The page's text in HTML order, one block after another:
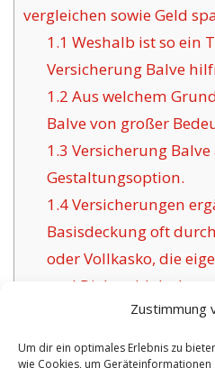
Zustimmung
Um dir ein optimales Erlebnis zu
wie Cookies, um
vergleichen sowie Geld
1.1 Weshalb ist so ein
Versicherung Balve
1.2 Aus welchem
Balve von großer
1.3 Versicherung
Gestaltungsoption.
1.4Versicherungen
Basisdeckung oft
oder Vollkasko, die
und Diebstahl decken.
Das Ziel